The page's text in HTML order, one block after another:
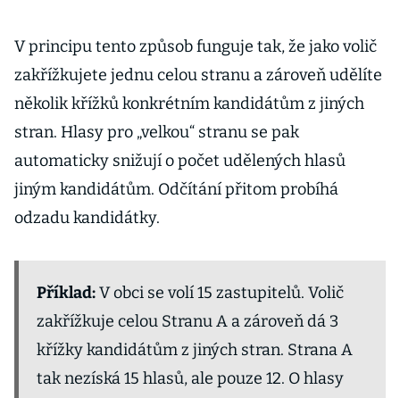
V principu tento způsob funguje tak, že jako volič
zakřížkujete jednu celou stranu a zároveň udělíte
několik křížků konkrétním kandidátům z jiných
stran. Hlasy pro „velkou“ stranu se pak
automaticky snižují o počet udělených hlasů
jiným kandidátům. Odčítání přitom probíhá
odzadu kandidátky.
Příklad:V obci se volí 15 zastupitelů. Volič
zakřížkuje celou Stranu A a zároveň dá 3
křížky kandidátům z jiných stran. Strana A
tak nezíská 15 hlasů, ale pouze 12. O hlasy